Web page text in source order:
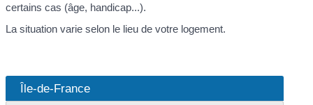
certains cas (âge, handicap...).
La situation varie selon le lieu de votre logement.
Île-de-France